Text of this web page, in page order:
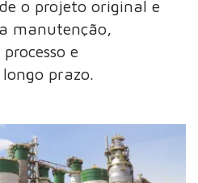
o projeto original e
manutenção,
e
prazo.